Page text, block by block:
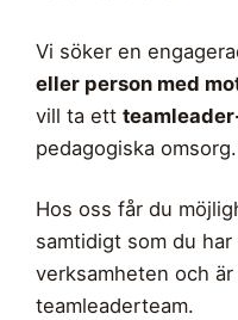
Vi söker en
eller person med
vill ta ett
pedagogiska omsorg.
Hos oss får du
samtidigt som du
verksamheten och
teamleaderteam.